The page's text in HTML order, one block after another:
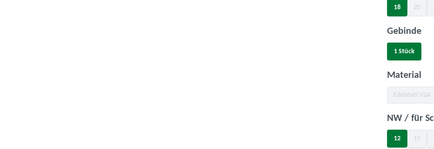
18 20
(Diese
Gebinde
1 Stück
Material
Edelstahl V2A
(Diese
NW / für
12 15
(Diese